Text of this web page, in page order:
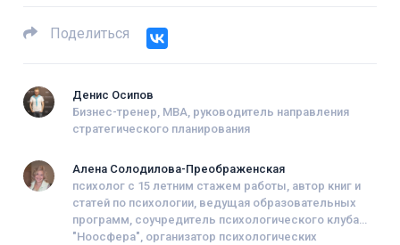
Поделиться
Денис Осипов
Бизнес-тренер, MBA, руководитель направления
стратегического планирования
Алена Солодилова-Преображенская
психолог с 15 летним стажем работы, автор книг и
статей по психологии, ведущая образовательных
программ, соучредитель психологического клуба
"Ноосфера", организатор психологических